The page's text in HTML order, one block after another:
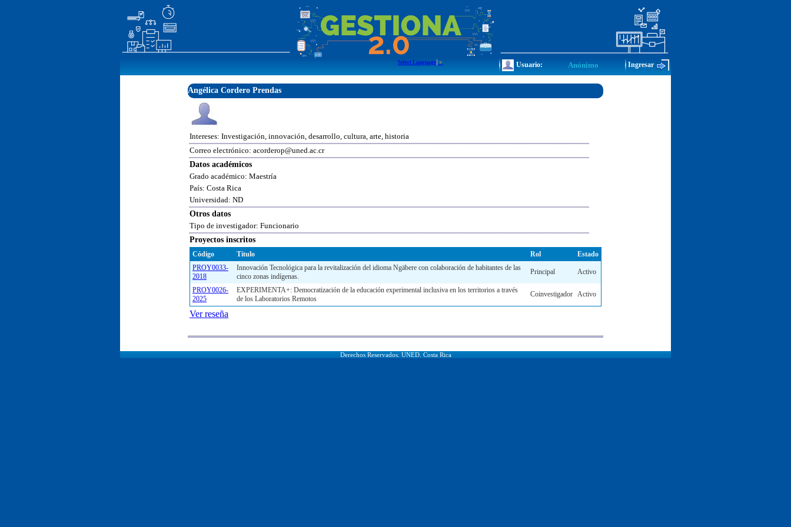
Select Language ▼ Usuario: Anónimo Ingresar
Angélica Cordero Prendas
Intereses: Investigación, innovación, desarrollo, cultura, arte, historia
Correo electrónico: acorderop@uned.ac.cr
Datos académicos
Grado académico: Maestría
País: Costa Rica
Universidad: ND
Otros datos
Tipo de investigador: Funcionario
Proyectos inscritos
Código Título Rol
Estado
PROY0033-
2018
Innovación Tecnológica para la revitalización del idioma Ngäbere con colaboración de habitantes de las
cinco zonas indígenas.
Principal Activo
PROY0026-
2025
EXPERIMENTA+: Democratización de la educación experimental inclusiva en los territorios a través
de los Laboratorios Remotos
Coinvestigador Activo
Ver reseña
Derechos Reservados. UNED. Costa Rica